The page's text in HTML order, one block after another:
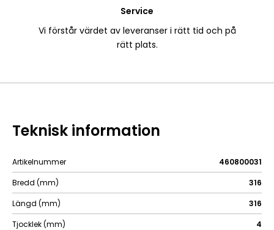
Service
Vi förstår värdet av leveranser i rätt tid och på
rätt plats.
Teknisk information
Artikelnummer
460800031
Bredd (mm)
316
Längd (mm)
316
Tjocklek (mm)
4